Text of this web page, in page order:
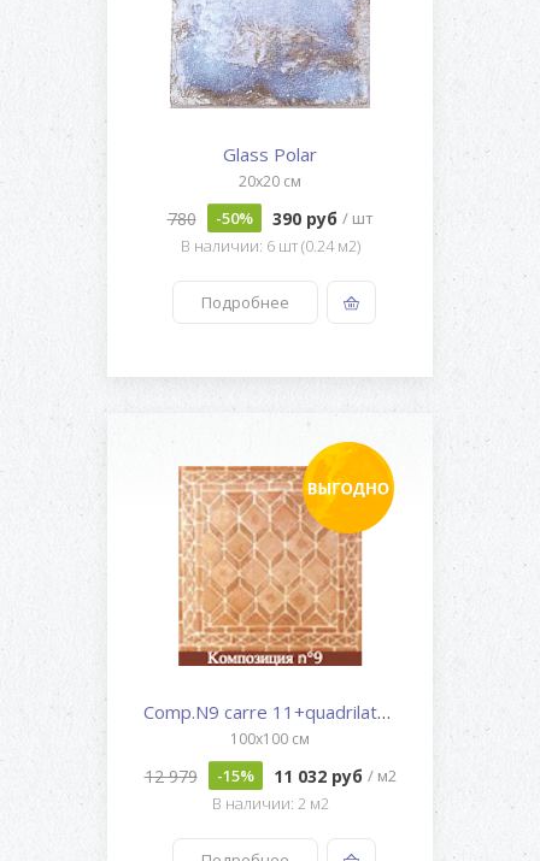
Glass Polar
20x20 см
780 -50% 390 руб / шт
В наличии: 6 шт (0.24 м2)
Подробнее
Comp.N9 carre 11+quadrilate G,...
100x100 см
12 979 -15% 11 032 руб / м2
В наличии: 2 м2